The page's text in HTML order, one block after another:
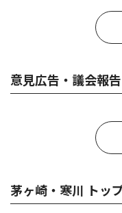
意見広告・議会報告
茅ヶ崎・寒川 トッ